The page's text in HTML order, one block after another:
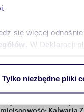
się więcej
. W Deklaracji
w naszej witrynie.
i
podczas
Tylko niezbędne pliki
pod dzierżawę
405 m
miejscowość: Kalwaria